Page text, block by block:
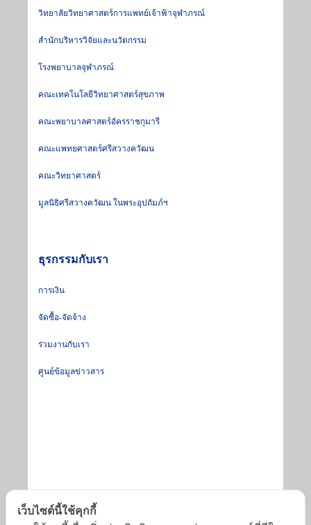
วิทยาลัยวิทยาศาสตร์การแพทย์เจ้าฟ้าจุฬาภรณ์
สำนักบริหารวิจัยและนวัตกรรม
โรงพยาบาลจุฬาภรณ์
คณะเทคโนโลยีวิทยาศาสตร์สุขภาพ
คณะพยาบาลศาสตร์อัครราชกุมารี
คณะแพทยศาสตร์ศรีสวางควัฒน
คณะวิทยาศาสตร์
มูลนิธิศรีสวางควัฒน ในพระอุปถัมภ์ฯ
ธุรกรรมกับเรา
การเงิน
จัดซื้อ-จัดจ้าง
ร่วมงานกับเรา
ศูนย์ข้อมูลข่าวสาร
© ๒๐๒๕ by Chulabhorn. All Rights Reserved
เว็บไซต์นี้ใช้คุกกี้